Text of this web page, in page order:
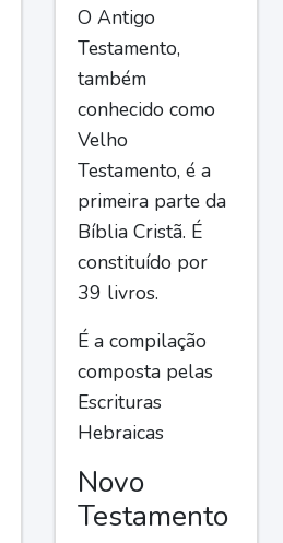
O Antigo
Testamento,
também
conhecido como
Velho
Testamento, é a
primeira parte da
Bíblia Cristã. É
constituído por
39 livros.
É a compilação
composta pelas
Escrituras
Hebraicas
Novo
Testamento